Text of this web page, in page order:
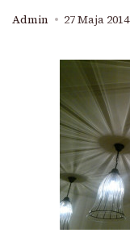
Admin 27 Maja 2014